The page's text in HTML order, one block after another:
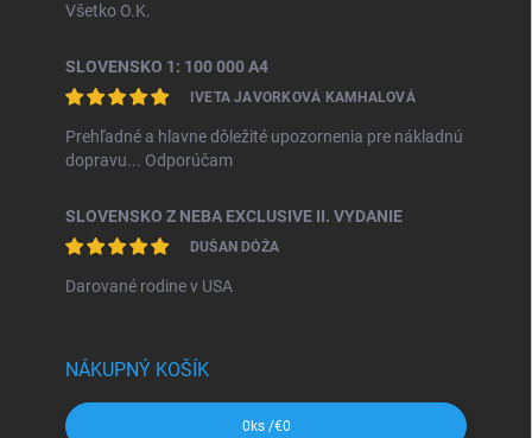
Všetko O.K.
SLOVENSKO 1: 100 000 A4
IVETA JAVORKOVÁ KAMHALOVÁ
Prehľadné a hlavne dôležité upozornenia pre nákladnú
dopravu... Odporúčam
SLOVENSKO Z NEBA EXCLUSIVE II. VYDANIE
DUŠAN DÓŽA
Darované rodine v USA
NÁKUPNÝ KOŠÍK
0 ks /€0